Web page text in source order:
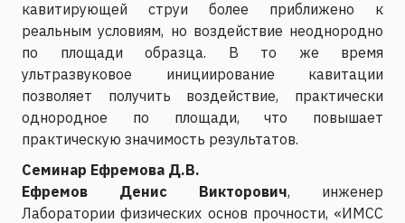
кавитирующей струи более приближено к
реальным условиям, но воздействие неоднородно
по площади образца. В то же время
ультразвуковое инициирование кавитации
позволяет получить воздействие, практически
однородное по площади, что повышает
практическую значимость результатов.
Семинар Ефремова Д.В.
Ефремов Денис Викторович, инженер
Лаборатории физических основ прочности, «ИМСС